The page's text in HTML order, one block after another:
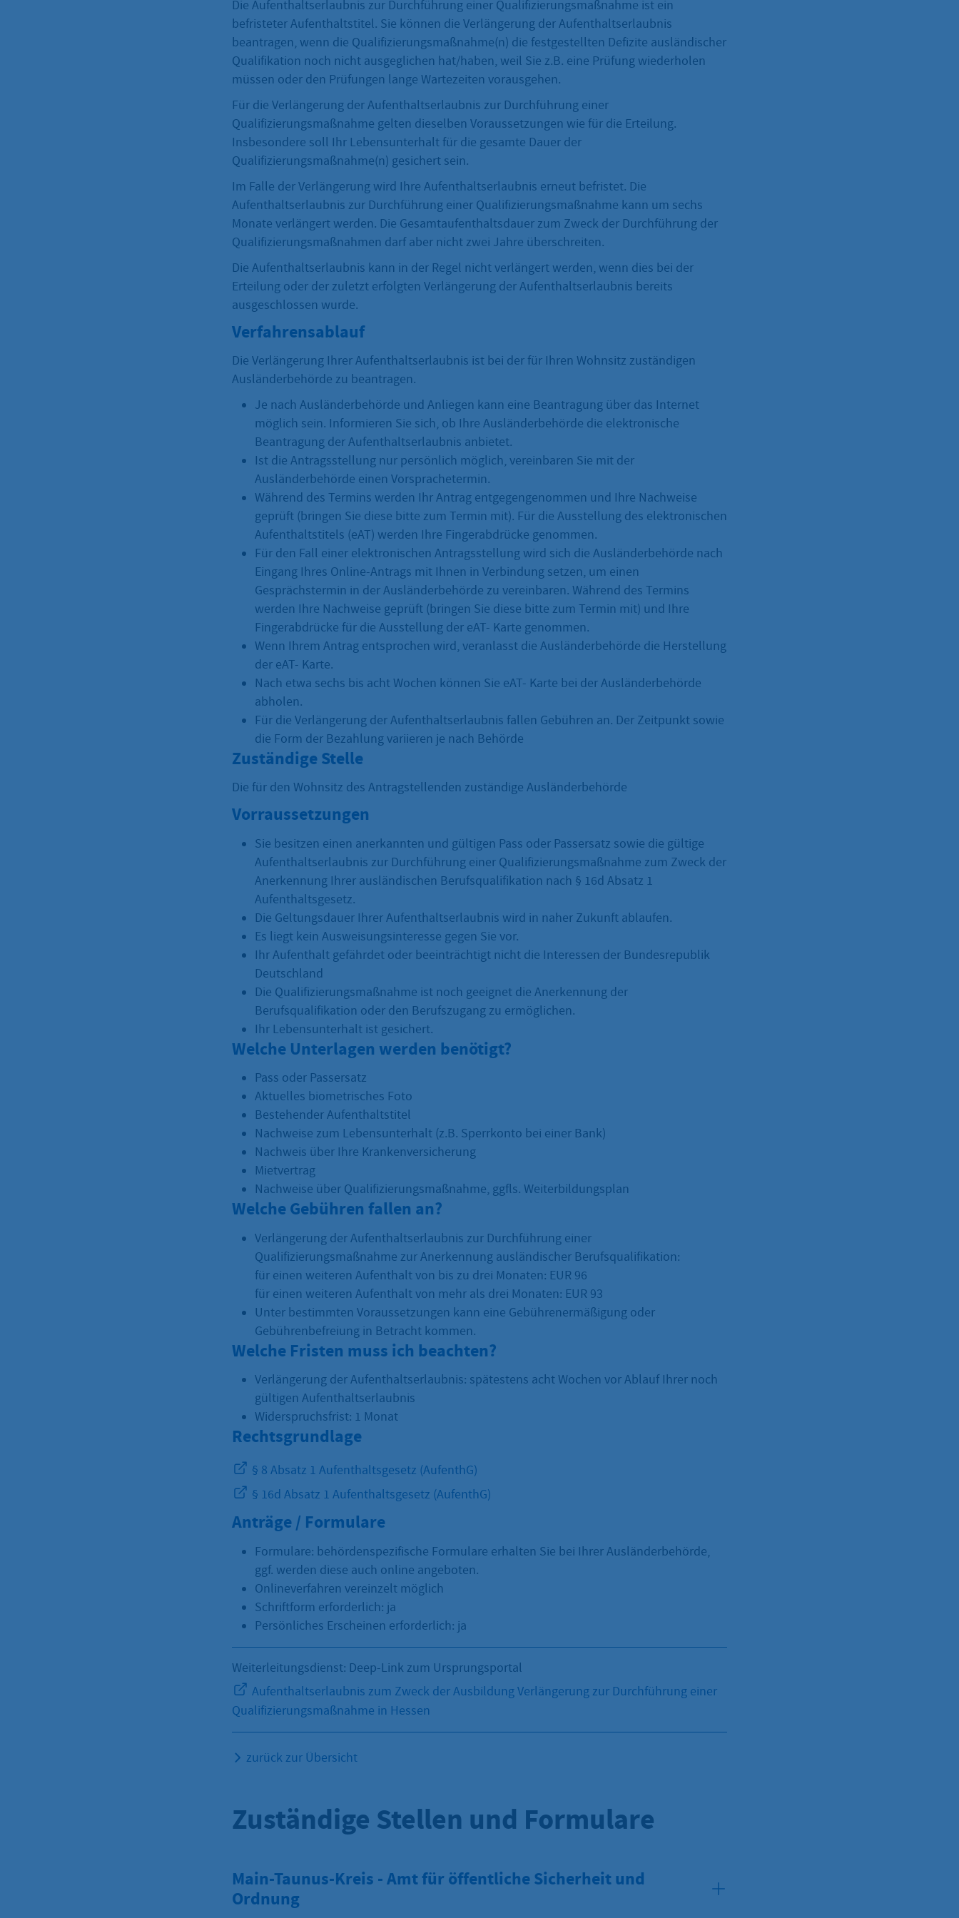
Die Aufenthaltserlaubnis zur Durchführung einer Qualifizierungsmaßnahme ist ein
befristeter Aufenthaltstitel. Sie können die Verlängerung der Aufenthaltserlaubnis
beantragen, wenn die Qualifizierungsmaßnahme(n) die festgestellten Defizite ausländischer
Qualifikation noch nicht ausgeglichen hat/haben, weil Sie z.B. eine Prüfung wiederholen
müssen oder den Prüfungen lange Wartezeiten vorausgehen.
Für die Verlängerung der Aufenthaltserlaubnis zur Durchführung einer
Qualifizierungsmaßnahme gelten dieselben Voraussetzungen wie für die Erteilung.
Insbesondere soll Ihr Lebensunterhalt für die gesamte Dauer der
Qualifizierungsmaßnahme(n) gesichert sein.
Im Falle der Verlängerung wird Ihre Aufenthaltserlaubnis erneut befristet. Die
Aufenthaltserlaubnis zur Durchführung einer Qualifizierungsmaßnahme kann um sechs
Monate verlängert werden. Die Gesamtaufenthaltsdauer zum Zweck der Durchführung der
Qualifizierungsmaßnahmen darf aber nicht zwei Jahre überschreiten.
Die Aufenthaltserlaubnis kann in der Regel nicht verlängert werden, wenn dies bei der
Erteilung oder der zuletzt erfolgten Verlängerung der Aufenthaltserlaubnis bereits
ausgeschlossen wurde.
Verfahrensablauf
Die Verlängerung Ihrer Aufenthaltserlaubnis ist bei der für Ihren Wohnsitz zuständigen
Ausländerbehörde zu beantragen.
Je nach Ausländerbehörde und Anliegen kann eine Beantragung über das Internet
möglich sein. Informieren Sie sich, ob Ihre Ausländerbehörde die elektronische
Beantragung der Aufenthaltserlaubnis anbietet.
Ist die Antragsstellung nur persönlich möglich, vereinbaren Sie mit der
Ausländerbehörde einen Vorsprachetermin.
Während des Termins werden Ihr Antrag entgegengenommen und Ihre Nachweise
geprüft (bringen Sie diese bitte zum Termin mit). Für die Ausstellung des elektronischen
Aufenthaltstitels (eAT) werden Ihre Fingerabdrücke genommen.
Für den Fall einer elektronischen Antragsstellung wird sich die Ausländerbehörde nach
Eingang Ihres Online-Antrags mit Ihnen in Verbindung setzen, um einen
Gesprächstermin in der Ausländerbehörde zu vereinbaren. Während des Termins
werden Ihre Nachweise geprüft (bringen Sie diese bitte zum Termin mit) und Ihre
Fingerabdrücke für die Ausstellung der eAT- Karte genommen.
Wenn Ihrem Antrag entsprochen wird, veranlasst die Ausländerbehörde die Herstellung
der eAT- Karte.
Nach etwa sechs bis acht Wochen können Sie eAT- Karte bei der Ausländerbehörde
abholen.
Für die Verlängerung der Aufenthaltserlaubnis fallen Gebühren an. Der Zeitpunkt sowie
die Form der Bezahlung variieren je nach Behörde
Zuständige Stelle
Die für den Wohnsitz des Antragstellenden zuständige Ausländerbehörde
Vorraussetzungen
Sie besitzen einen anerkannten und gültigen Pass oder Passersatz sowie die gültige
Aufenthaltserlaubnis zur Durchführung einer Qualifizierungsmaßnahme zum Zweck der
Anerkennung Ihrer ausländischen Berufsqualifikation nach § 16d Absatz 1
Aufenthaltsgesetz.
Die Geltungsdauer Ihrer Aufenthaltserlaubnis wird in naher Zukunft ablaufen.
Es liegt kein Ausweisungsinteresse gegen Sie vor.
Ihr Aufenthalt gefährdet oder beeinträchtigt nicht die Interessen der Bundesrepublik
Deutschland
Die Qualifizierungsmaßnahme ist noch geeignet die Anerkennung der
Berufsqualifikation oder den Berufszugang zu ermöglichen.
Ihr Lebensunterhalt ist gesichert.
Welche Unterlagen werden benötigt?
Pass oder Passersatz
Aktuelles biometrisches Foto
Bestehender Aufenthaltstitel
Nachweise zum Lebensunterhalt (z.B. Sperrkonto bei einer Bank)
Nachweis über Ihre Krankenversicherung
Mietvertrag
Nachweise über Qualifizierungsmaßnahme, ggfls. Weiterbildungsplan
Welche Gebühren fallen an?
Verlängerung der Aufenthaltserlaubnis zur Durchführung einer
Qualifizierungsmaßnahme zur Anerkennung ausländischer Berufsqualifikation:
für einen weiteren Aufenthalt von bis zu drei Monaten: EUR 96
für einen weiteren Aufenthalt von mehr als drei Monaten: EUR 93
Unter bestimmten Voraussetzungen kann eine Gebührenermäßigung oder
Gebührenbefreiung in Betracht kommen.
Welche Fristen muss ich beachten?
Verlängerung der Aufenthaltserlaubnis: spätestens acht Wochen vor Ablauf Ihrer noch
gültigen Aufenthaltserlaubnis
Widerspruchsfrist: 1 Monat
Rechtsgrundlage
§ 8 Absatz 1 Aufenthaltsgesetz (AufenthG)
§ 16d Absatz 1 Aufenthaltsgesetz (AufenthG)
Anträge / Formulare
Formulare: behördenspezifische Formulare erhalten Sie bei Ihrer Ausländerbehörde,
ggf. werden diese auch online angeboten.
Onlineverfahren vereinzelt möglich
Schriftform erforderlich: ja
Persönliches Erscheinen erforderlich: ja
Weiterleitungsdienst: Deep-Link zum Ursprungsportal
Aufenthaltserlaubnis zum Zweck der Ausbildung Verlängerung zur Durchführung einer
Qualifizierungsmaßnahme in Hessen
zurück zur Übersicht
Zuständige Stellen und Formulare
Main-Taunus-Kreis - Amt für öffentliche Sicherheit und
Ordnung